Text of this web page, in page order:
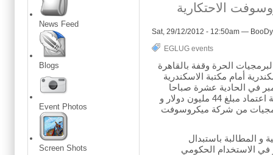
الاحتكارية
Sat, 29/12/2012 - 12:50am — BooDy
EGLUG events
الحرة وقفة بالقاهرة
أمام مكتبة الاسكندرية
الموافق 30 ديسمبر في الحادية عشرة صباحا
للاحتجاج على قرار الحكومة اعتماد مبلغ 44 مليون دولار و
من شركة ميكروسوفت
و المطالبة باستبدال
في الاستخدام الحكومي
News Feed
Blogs
Event Photos
Screen Shots